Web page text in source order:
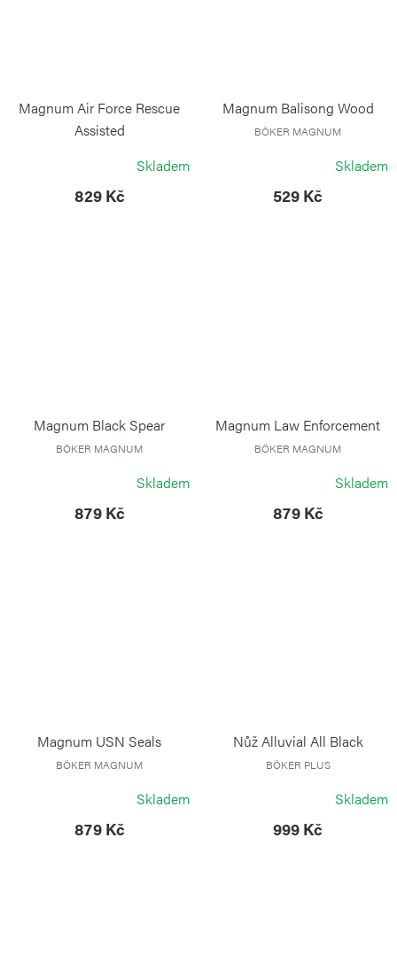
Magnum Air Force Rescue
Assisted
Skladem
829 Kč
Magnum Balisong Wood
BÖKER MAGNUM
Skladem
529 Kč
Magnum Black Spear
BÖKER MAGNUM
Skladem
879 Kč
Magnum Law Enforcement
BÖKER MAGNUM
Skladem
879 Kč
Magnum USN Seals
BÖKER MAGNUM
Skladem
879 Kč
Nůž Alluvial All Black
BÖKER PLUS
Skladem
999 Kč